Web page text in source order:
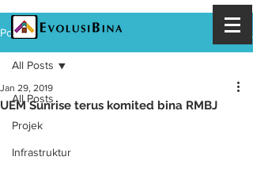
Post
All Posts
Projek
Infrastruktur
All Posts
UEM Sunrise terus komited bina RMBJ
Jan 29, 2019